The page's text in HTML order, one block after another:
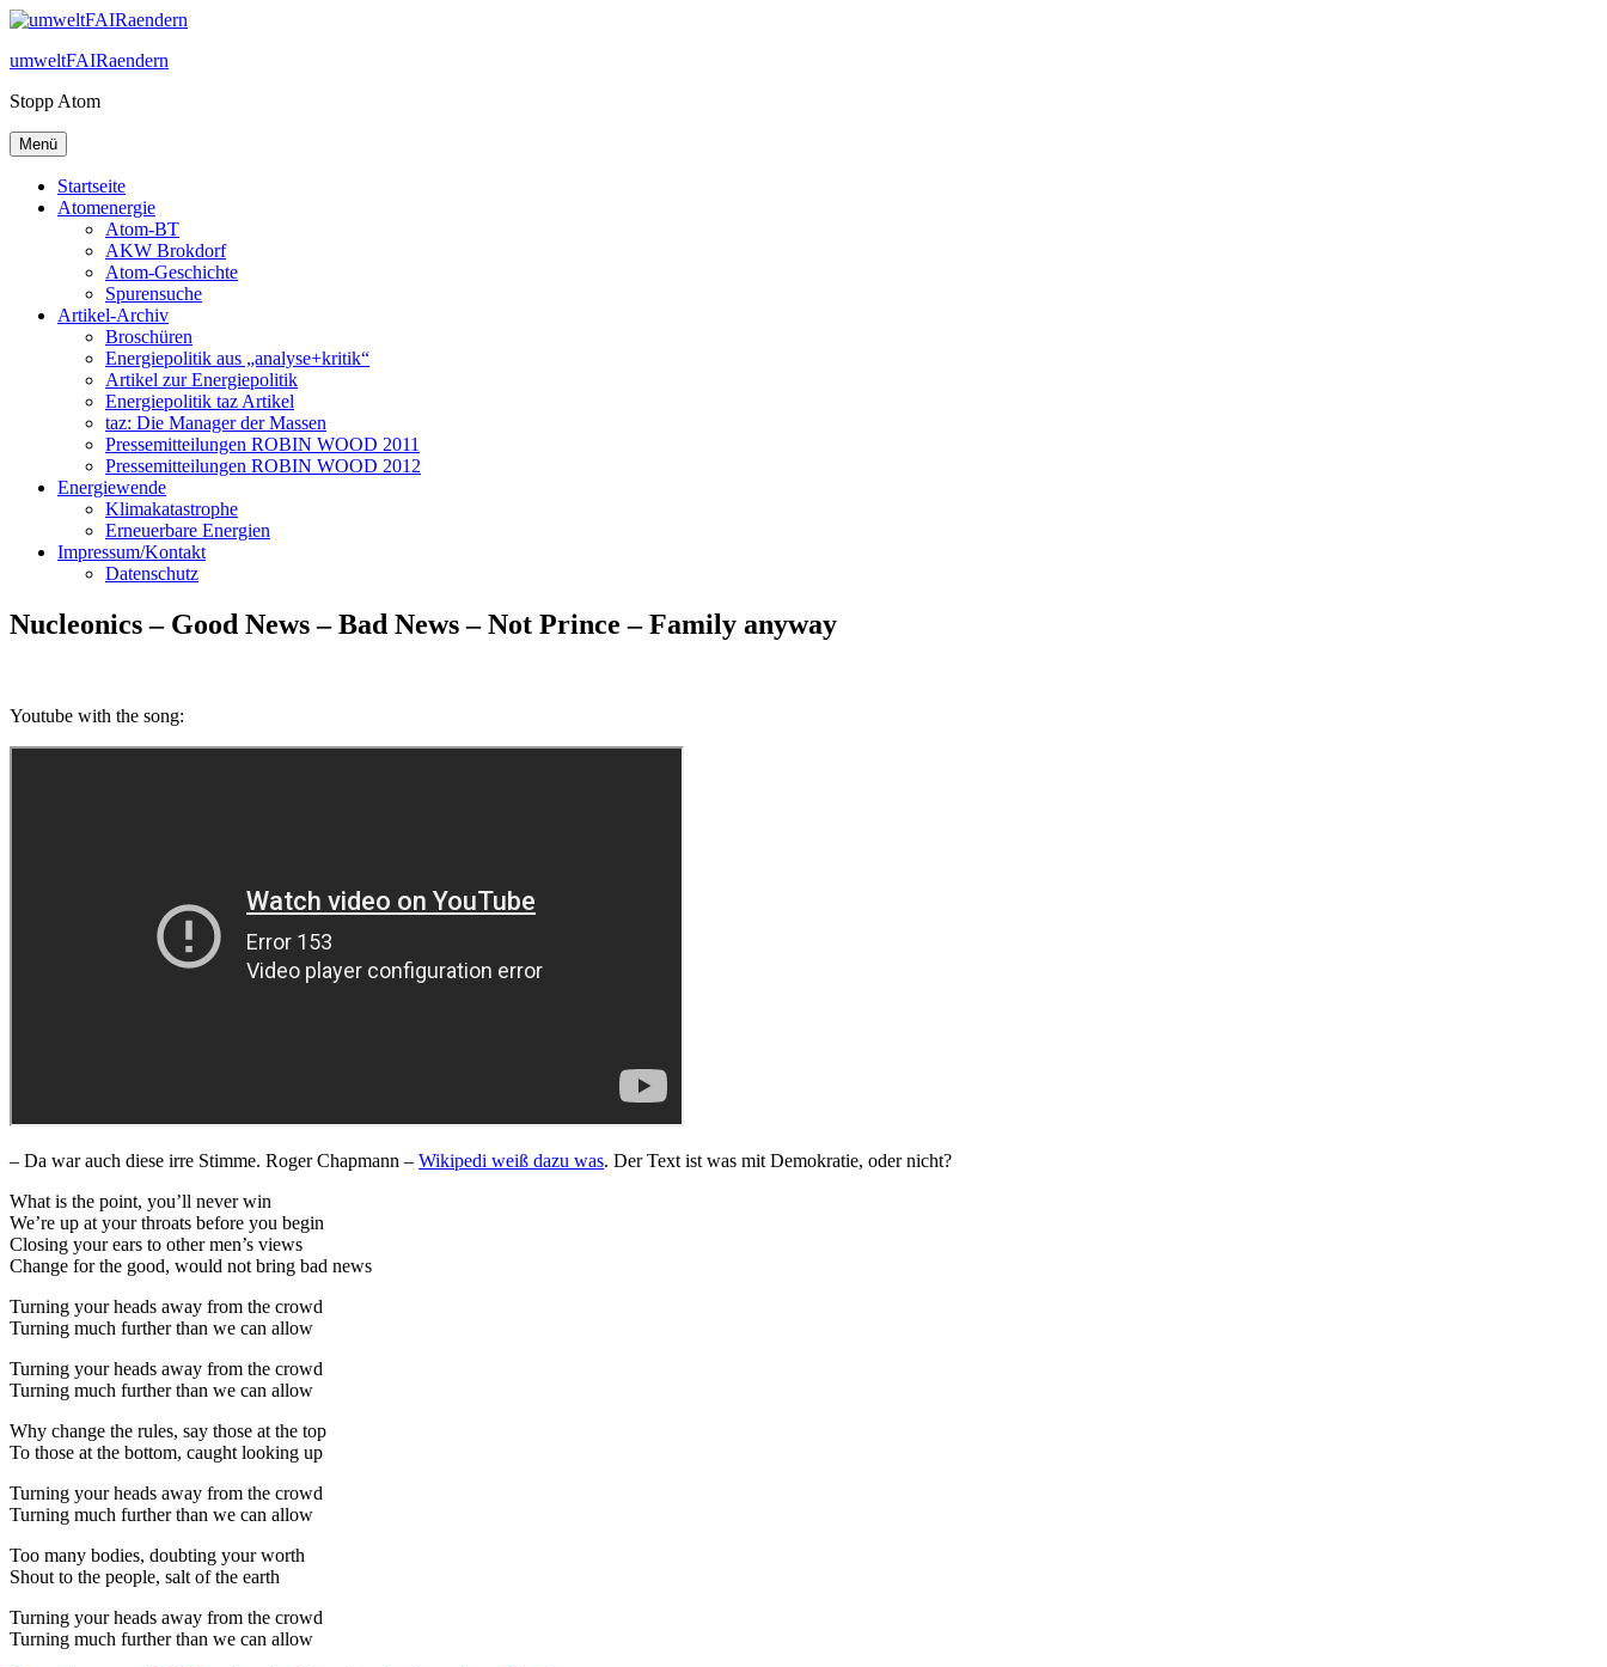
Zum
springen
umweltFAIRaendern
Stopp Atom
Menü
Startseite
Atomenergie
Atom-BT
AKW Brokdorf
Atom-Geschichte
Spurensuche
Artikel-Archiv
Broschüren
Energiepolitik aus „analyse+kritik“
Artikel zur Energiepolitik
Energiepolitik taz Artikel
taz: Die Manager der Massen
Pressemitteilungen ROBIN WOOD 2011
Pressemitteilungen ROBIN WOOD 2012
Energiewende
Klimakatastrophe
Erneuerbare Energien
Impressum/Kontakt
Datenschutz
Nucleonics – Good News – Bad News – Not Prince – Family anyway
Youtube with the song:
– Da war auch diese irre Stimme. Roger Chapmann – Wikipedi weiß dazu was. Der Text ist was mit Demokratie, oder nicht?
What is the point, you’ll never win
We’re up at your throats before you begin
Closing your ears to other men’s views
Change for the good, would not bring bad news
Turning your heads away from the crowd
Turning much further than we can allow
Turning your heads away from the crowd
Turning much further than we can allow
Why change the rules, say those at the top
To those at the bottom, caught looking up
Turning your heads away from the crowd
Turning much further than we can allow
Too many bodies, doubting your worth
Shout to the people, salt of the earth
Turning your heads away from the crowd
Turning much further than we can allow